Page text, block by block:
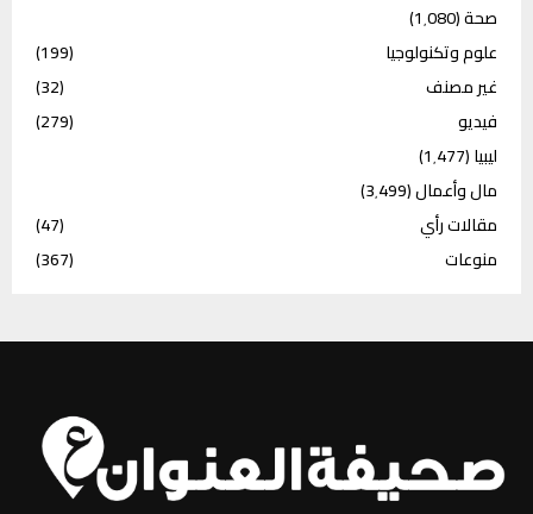
صحة(1٬080)
علوم وتكنولوجيا
(199)
غير مصنف
(32)
فيديو
(279)
ليبيا(1٬477)
مال وأعمال(3٬499)
مقالات رأي
(47)
منوعات
(367)